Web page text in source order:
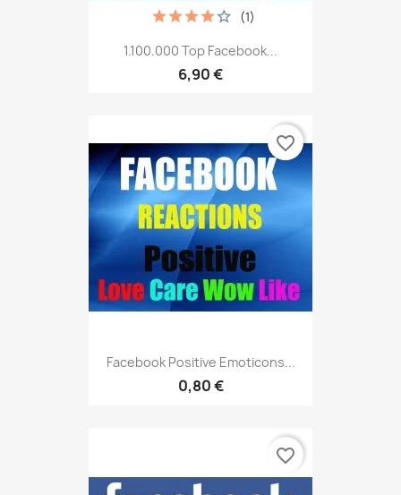
1.100.000 Top Facebook...
6,90 €
(1)
Facebook Positive Emoticons...
0,80 €
favorite_border
favorite_border